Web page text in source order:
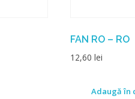
FAN RO – RO
12,60 lei
Adaugă în